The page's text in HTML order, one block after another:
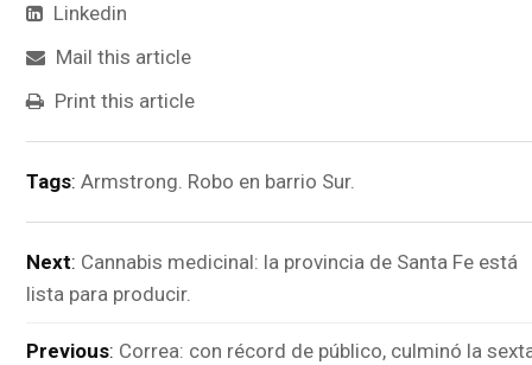
Linkedin
Mail this article
Print this article
Tags: Armstrong. Robo en barrio Sur.
Next: Cannabis medicinal: la provincia de Santa Fe está
lista para producir.
Previous: Correa: con récord de público, culminó la